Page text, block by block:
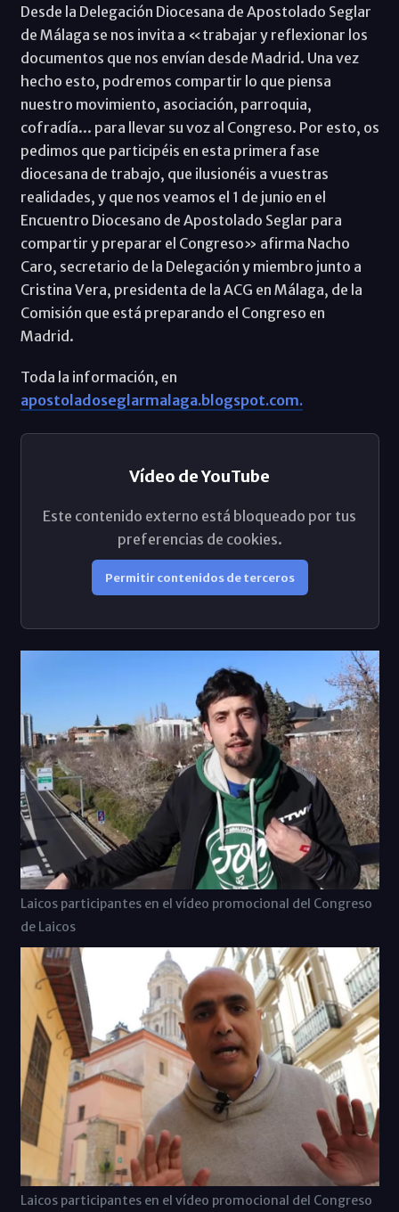
Desde la Delegación Diocesana de Apostolado Seglar
de Málaga se nos invita a «trabajar y reflexionar los
documentos que nos envían desde Madrid. Una vez
hecho esto, podremos compartir lo que piensa
nuestro movimiento, asociación, parroquia,
cofradía... para llevar su voz al Congreso. Por esto, os
pedimos que participéis en esta primera fase
diocesana de trabajo, que ilusionéis a vuestras
realidades, y que nos veamos el 1 de junio en el
Encuentro Diocesano de Apostolado Seglar para
compartir y preparar el Congreso» afirma Nacho
Caro, secretario de la Delegación y miembro junto a
Cristina Vera, presidenta de la ACG en Málaga, de la
Comisión que está preparando el Congreso en
Madrid.
Toda la información, en
apostoladoseglarmalaga.blogspot.com.
Vídeo de YouTube
Este contenido externo está bloqueado por tus
preferencias de cookies.
Permitir contenidos de terceros
Laicos participantes en el vídeo promocional del Congreso
de Laicos
Laicos participantes en el vídeo promocional del Congreso